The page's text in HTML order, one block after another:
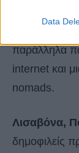
Data
παράλληλα
internet και
nomads.
Λισαβόνα,
δημοφιλείς